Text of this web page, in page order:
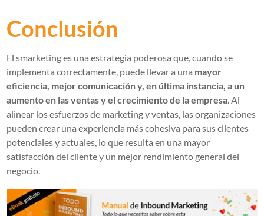
Conclusión
El smarketing es una estrategia poderosa que, cuando se
implementa correctamente, puede llevar a una mayor
eficiencia, mejor comunicación y, en última instancia, a un
aumento en las ventas y el crecimiento de la empresa. Al
alinear los esfuerzos de marketing y ventas, las organizaciones
pueden crear una experiencia más cohesiva para sus clientes
potenciales y actuales, lo que resulta en una mayor
satisfacción del cliente y un mejor rendimiento general del
negocio.